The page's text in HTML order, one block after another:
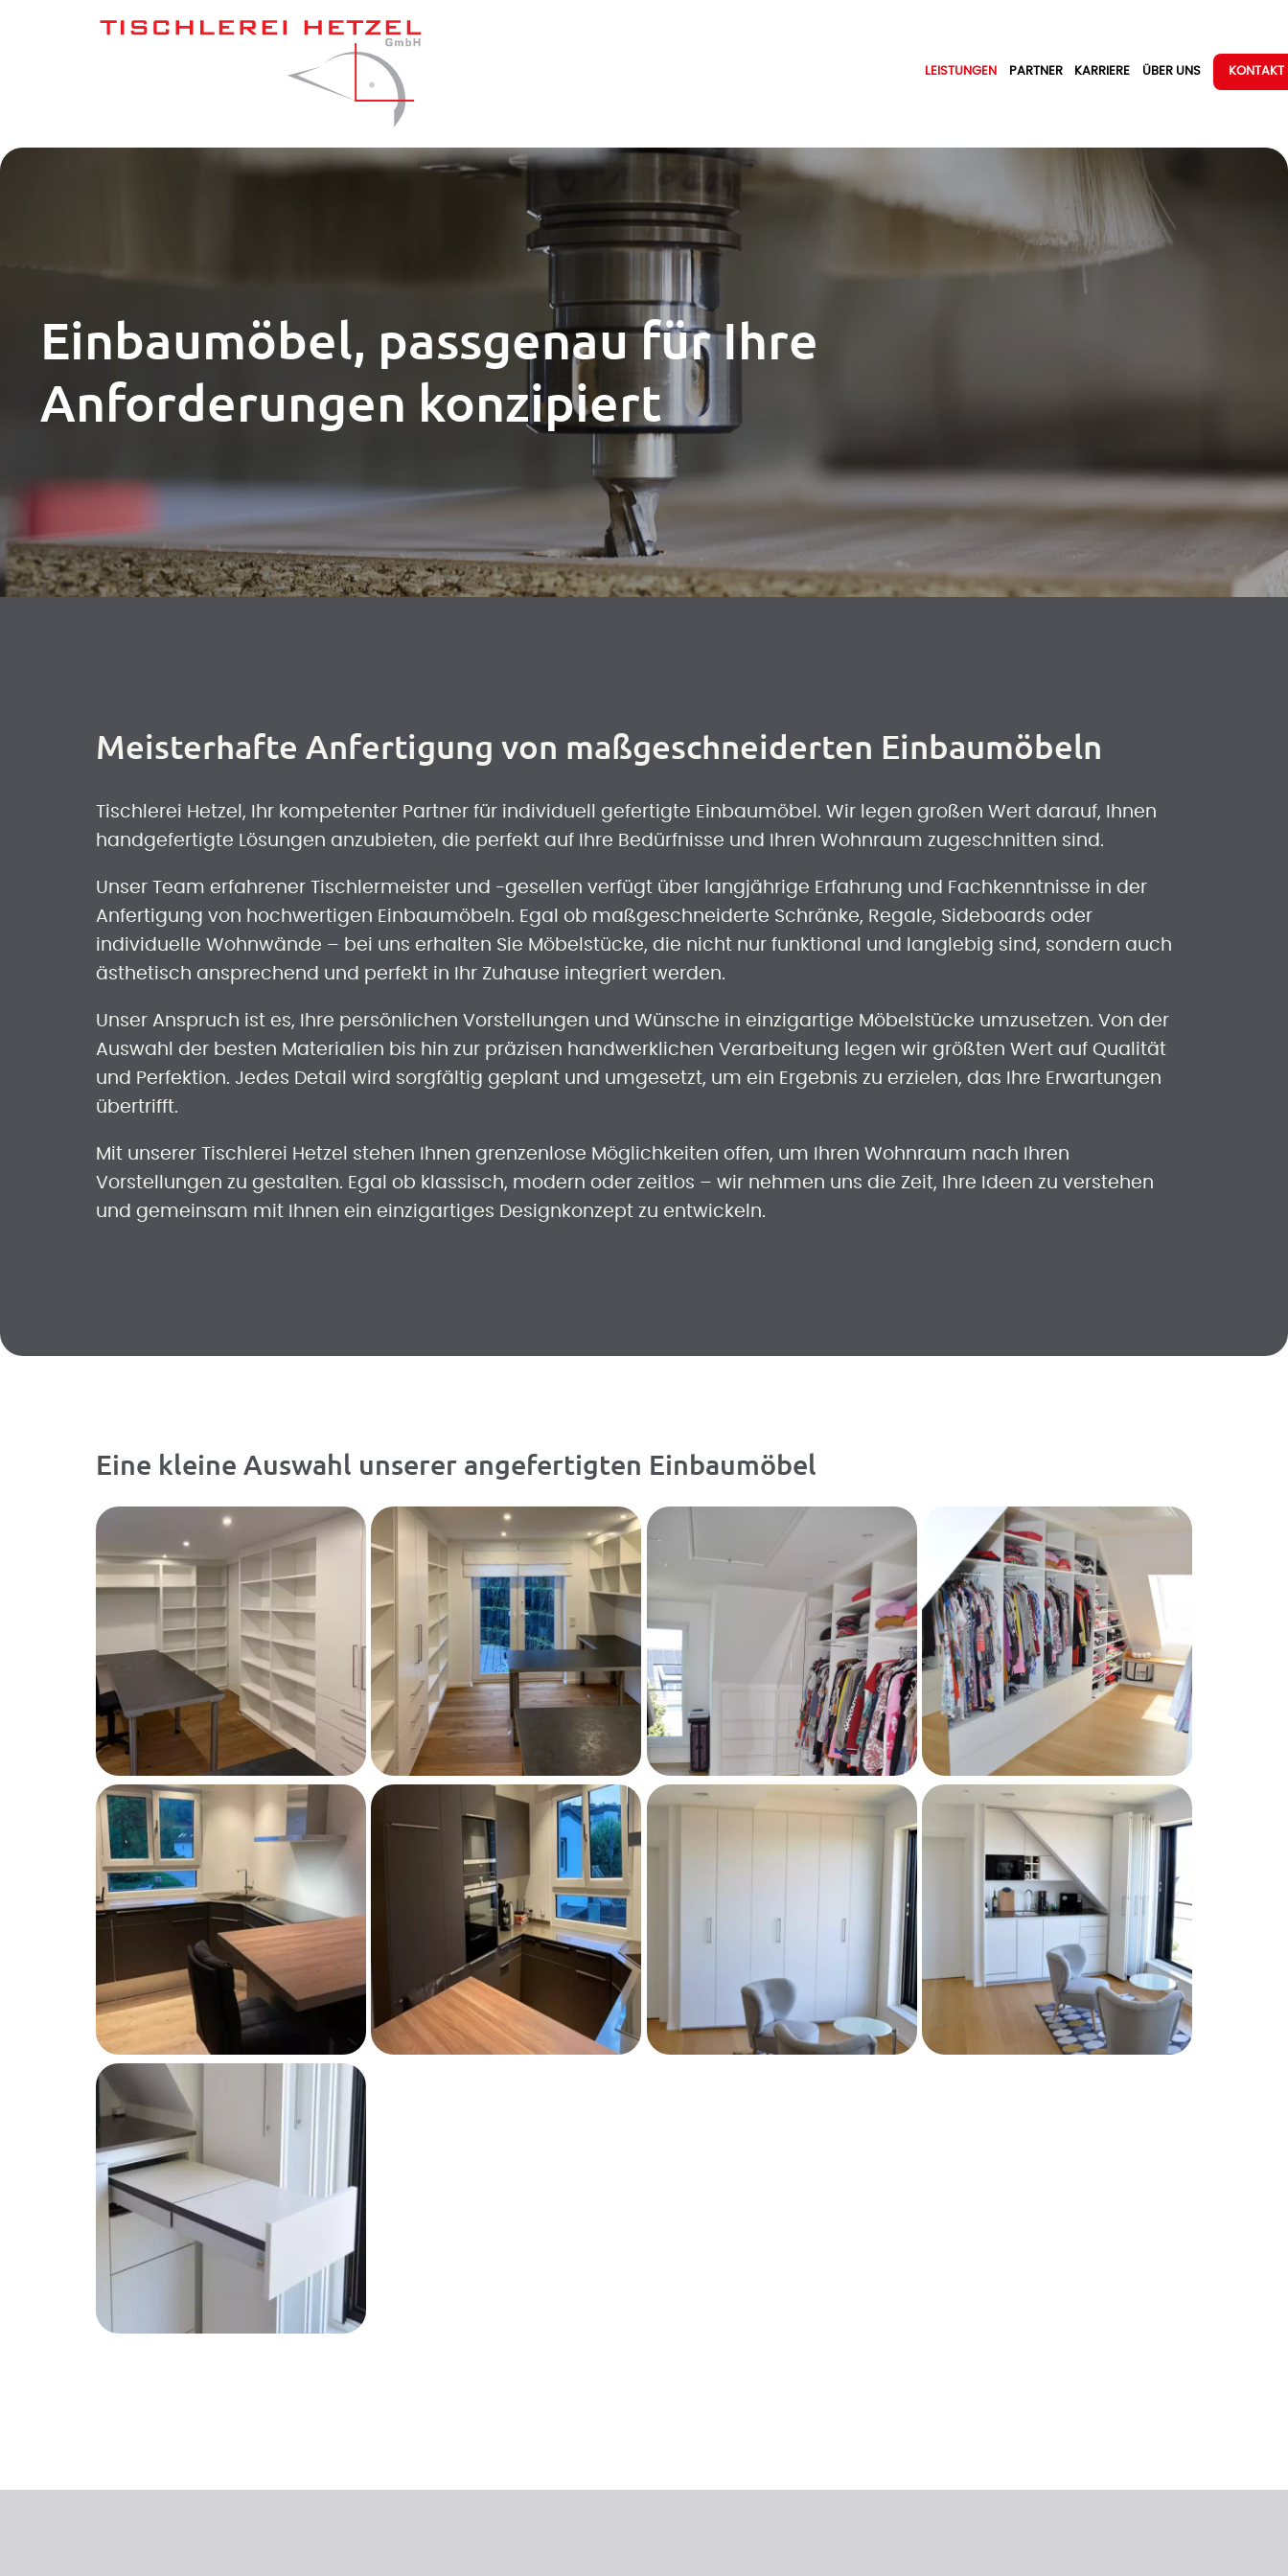
LEISTUNGEN PARTNER KARRIERE ÜBER UNS KONTAKT
Einbaumöbel, passgenau für Ihre
Anforderungen konzipiert
Meisterhafte Anfertigung von maßgeschneiderten Einbaumöbeln
Tischlerei Hetzel, Ihr kompetenter Partner für individuell gefertigte Einbaumöbel. Wir legen großen Wert darauf, Ihnen
handgefertigte Lösungen anzubieten, die perfekt auf Ihre Bedürfnisse und Ihren Wohnraum zugeschnitten sind.
Unser Team erfahrener Tischlermeister und -gesellen verfügt über langjährige Erfahrung und Fachkenntnisse in der
Anfertigung von hochwertigen Einbaumöbeln. Egal ob maßgeschneiderte Schränke, Regale, Sideboards oder
individuelle Wohnwände – bei uns erhalten Sie Möbelstücke, die nicht nur funktional und langlebig sind, sondern auch
ästhetisch ansprechend und perfekt in Ihr Zuhause integriert werden.
Unser Anspruch ist es, Ihre persönlichen Vorstellungen und Wünsche in einzigartige Möbelstücke umzusetzen. Von der
Auswahl der besten Materialien bis hin zur präzisen handwerklichen Verarbeitung legen wir größten Wert auf Qualität
und Perfektion. Jedes Detail wird sorgfältig geplant und umgesetzt, um ein Ergebnis zu erzielen, das Ihre Erwartungen
übertrifft.
Mit unserer Tischlerei Hetzel stehen Ihnen grenzenlose Möglichkeiten offen, um Ihren Wohnraum nach Ihren
Vorstellungen zu gestalten. Egal ob klassisch, modern oder zeitlos – wir nehmen uns die Zeit, Ihre Ideen zu verstehen
und gemeinsam mit Ihnen ein einzigartiges Designkonzept zu entwickeln.
Eine kleine Auswahl unserer angefertigten Einbaumöbel